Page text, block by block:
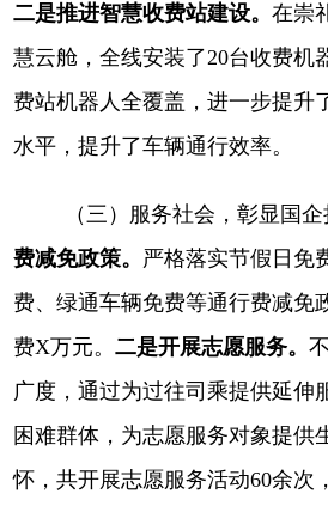
二是推进智慧收费站建设。在崇
慧云舱，全线安装了20台收费机
费站机器人全覆盖，进一步提升
水平，提升了车辆通行效率。
（三）服务社会，彰显国
费减免政策。 严格落实节假日免
费、绿通车辆免费等通行费减免
费X万元。二是开展志愿服务。
广度，通过为过往司乘提供延伸
困难群体，为志愿服务对象提供
怀，共开展志愿服务活动60余次